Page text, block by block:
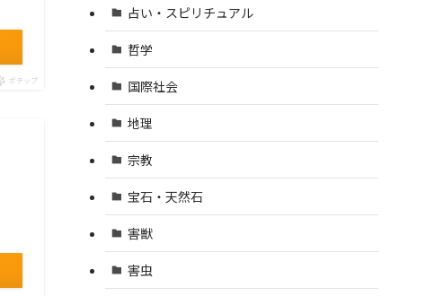
ポチップ
占い・スピリチュアル
哲学
国際社会
地理
宗教
宝石・天然石
害獣
害虫